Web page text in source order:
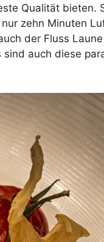
Qualität bieten.
zehn Minuten
der Fluss
auch diese